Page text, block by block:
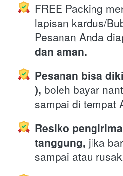
FREE Packing
lapisan kardus/
Pesanan Anda
dan aman.
Pesanan bisa
), boleh bayar
sampai di tempat
Resiko
tanggung, jika
sampai atau rusak